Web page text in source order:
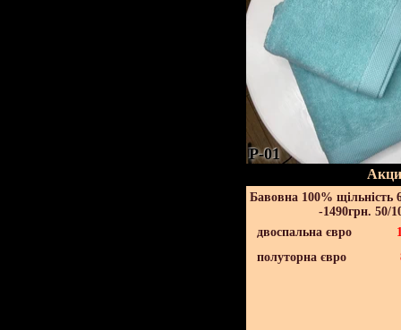
P-01
Бавовна 100% щільність
-1490грн. 50/
двоспальна євро
полуторна євро